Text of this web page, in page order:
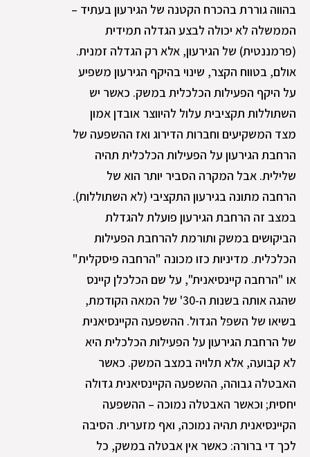
בהווה גוררת בהכרח הקטנה של הגירעון בעתיד –
הממשלה לא יכולה לבצע הגדלה תמידית
(פרמננטית) של הגירעון, אלא רק הגדלה זמנית.
אולם, בטווח הקצר, שינוי בהיקף הגירעון משפיע
על היקף הפעילות הכלכלית במשק. כאשר יש
השתוללות תקציבית עלול להיווצר אובדן אמון
מצד המשקיעים וחברות הדירוג ואז ההשפעה של
הרחבת הגירעון על הפעילות הכלכלית תהיה
שלילית. אבל המקרה הסביר יותר הוא של
הרחבה מתונה בגירעון התקציבי (לא השתוללות).
במצב זה הרחבת הגירעון פועלת להגדלת
הביקושים במשק ותורמת להרחבת הפעילות
הכלכלית. מדיניות כזו מכונה "הרחבה פיסקלית"
או "הרחבה קיינסיאנית", על שם הכלכלן קיינס
שהגה אותה בשנות ה-30' של המאה הקודמת,
בשיאו של השפל הגדול. ההשפעה הקיינסיאנית
של הרחבת הגירעון על הפעילות הכלכלית היא
לא קבועה, אלא תלויה במצב המשק. כאשר
האבטלה גבוהה, ההשפעה הקיינסיאנית גדולה
יחסית; וכאשר האבטלה נמוכה – ההשפעה
הקיינסיאנית תהיה נמוכה, ואף מזערית. הסיבה
לכך די ברורה: כאשר אין אבטלה במשק, כל